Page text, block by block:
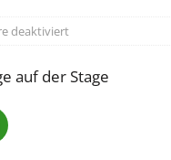
deaktiviert